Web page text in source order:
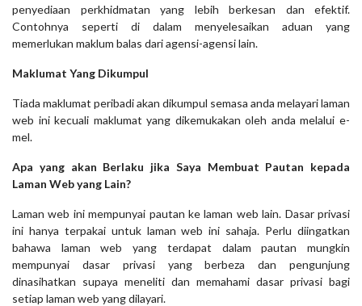
penyediaan perkhidmatan yang lebih berkesan dan efektif.
Contohnya seperti di dalam menyelesaikan aduan yang
memerlukan maklum balas dari agensi-agensi lain.
Maklumat Yang Dikumpul
Tiada maklumat peribadi akan dikumpul semasa anda melayari laman
web ini kecuali maklumat yang dikemukakan oleh anda melalui e-
mel.
Apa yang akan Berlaku jika Saya Membuat Pautan kepada
Laman Web yang Lain?
Laman web ini mempunyai pautan ke laman web lain. Dasar privasi
ini hanya terpakai untuk laman web ini sahaja. Perlu diingatkan
bahawa laman web yang terdapat dalam pautan mungkin
mempunyai dasar privasi yang berbeza dan pengunjung
dinasihatkan supaya meneliti dan memahami dasar privasi bagi
setiap laman web yang dilayari.